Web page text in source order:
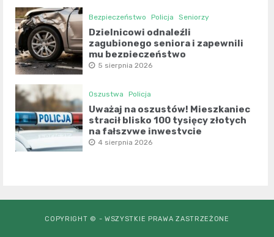
Bezpieczeństwo Policja Seniorzy
Dzielnicowi odnaleźli
zagubionego seniora i zapewnili
mu bezpieczeństwo
5 sierpnia 2026
Oszustwa Policja
Uważaj na oszustów! Mieszkaniec
stracił blisko 100 tysięcy złotych
na fałszywe inwestycje
4 sierpnia 2026
COPYRIGHT © - WSZYSTKIE PRAWA ZASTRZEŻONE